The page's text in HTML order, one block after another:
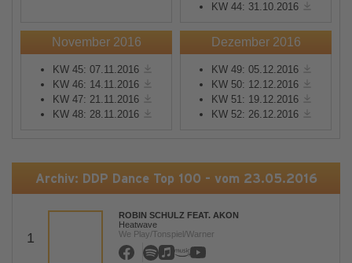
KW 44: 31.10.2016
November 2016
KW 45: 07.11.2016
KW 46: 14.11.2016
KW 47: 21.11.2016
KW 48: 28.11.2016
Dezember 2016
KW 49: 05.12.2016
KW 50: 12.12.2016
KW 51: 19.12.2016
KW 52: 26.12.2016
Archiv: DDP Dance Top 100 - vom 23.05.2016
1
ROBIN SCHULZ FEAT. AKON
Heatwave
We Play/Tonspiel/Warner